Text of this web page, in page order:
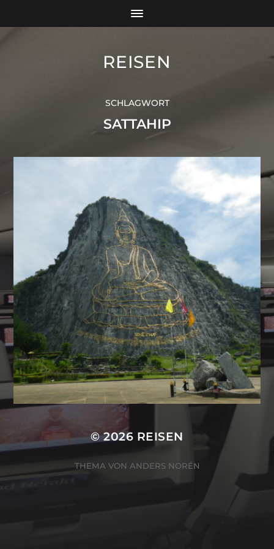
REISEN
SCHLAGWORT
SATTAHIP
© 2026 REISEN
THEMA VON ANDERS NORÉN